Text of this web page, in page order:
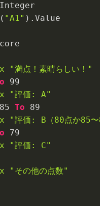
"A1" ).Value
"満点！素晴らしい！"
99
"評価: A"
85 To
89
"評価: B（80点か85〜
79
"評価: C"
"その他の点数"